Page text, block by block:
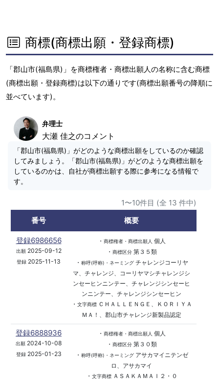
商標(商標出願・登録商標)
「郡山市(福島県)」を商標権者・商標出願人の名称に含む商標
(商標出願・登録商標)は以下の通りです(商標出願番号の降順に
並べています)。
弁理士
大瀬 佳之のコメント
「郡山市(福島県)」がどのような商標出願をしているのか確認
してみましょう。「郡山市(福島県)」がどのような商標出願を
しているのかは、自社が商標出願する際に参考になる情報で
す。
1〜10件目 (全 13 件中)
番号
概要
登録6986656
出願2025-09-12
登録 2025-11-13
・ 商標権者・商標出願人 個人
・ 商標区分第３５類
・ 称呼(呼称)・ネーミングチャレンジコーリヤ
マ、チャレンジ、コーリヤマシチャレンジシ
ンセーヒンニンテー、チャレンジシンセーヒ
ンニンテー、チャレンジシンセーヒン
・ 文字商標ＣＨＡＬＬＥＮＧＥ、ＫＯＲＩＹＡ
ＭＡ！、郡山市チャレンジ新製品認定
登録6888936
出願2024-10-08
登録2025-01-23
・ 商標権者・商標出願人 個人
・ 商標区分第３０類
・ 称呼(呼称)・ネーミングアサカマイニテンゼ
ロ、アサカマイ
・ 文字商標ＡＳＡＫＡＭＡＩ２・０